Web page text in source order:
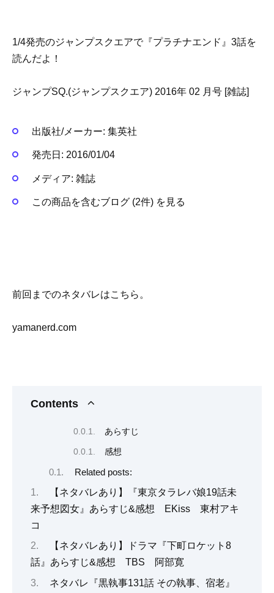
1/4発売のジャンプスクエアで『プラチナエンド』3話を
読んだよ！
ジャンプSQ.(ジャンプスクエア) 2016年 02 月号 [雑誌]
出版社/メーカー: 集英社
発売日: 2016/01/04
メディア: 雑誌
この商品を含むブログ (2件) を見る
前回までのネタバレはこちら。
yamanerd.com
Contents
あらすじ
感想
Related posts:
【ネタバレあり】『東京タラレバ娘19話未
来予想図女』あらすじ&感想 EKiss 東村アキ
コ
【ネタバレあり】ドラマ『下町ロケット8
話』あらすじ&感想 TBS 阿部寛
ネタバレ『黒執事131話 その執事、宿老』